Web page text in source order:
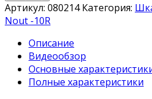
Артикул: 080214 Категория:
Nout -10R
Описание
Видеообзор
Основные
Полные характеристики